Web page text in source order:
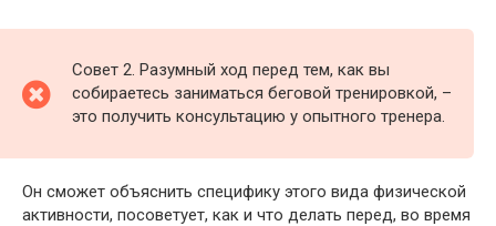
Совет 2. Разумный ход перед тем, как вы
собираетесь заниматься беговой тренировкой, –
это получить консультацию у опытного тренера.
Он сможет объяснить специфику этого вида физической
активности, посоветует, как и что делать перед, во время